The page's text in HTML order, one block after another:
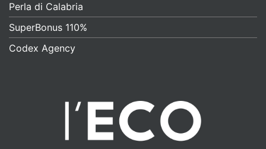
Perla di Calabria
SuperBonus 110%
Codex Agency